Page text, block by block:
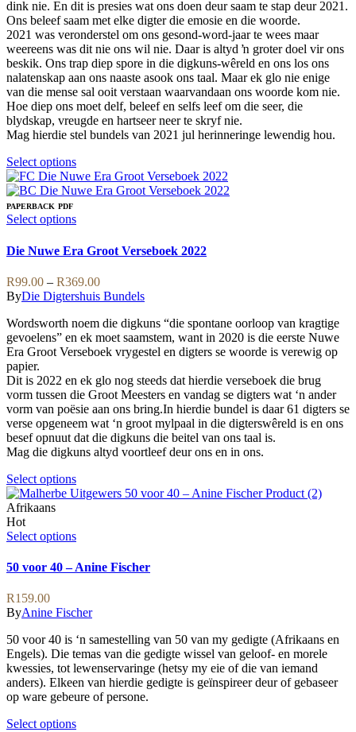
the
product
page
dink nie. En dit is presies wat ons doen deur saam te stap deur 2021.
Ons beleef saam met elke digter die emosie en die woorde.
2021 was veronderstel om ons gesond-word-jaar te wees maar
weereens was dit nie ons wil nie. Daar is altyd ŉ groter doel vir ons
beskik. Ons trap diep spore in die digkuns-wêreld en ons los ons
nalatenskap aan ons naaste asook ons taal. Maar ek glo nie enige
van die mense sal ooit verstaan waarvandaan ons woorde kom nie.
Hoe diep ons moet delf, beleef en selfs leef om die seer, die
blydskap, vreugde en hartseer neer te skryf nie.
Mag hierdie stel bundels van 2021 jul herinneringe lewendig hou.
Select optionsThis
product
has
variants.
options
may
be
chosen
on
the
product
page
PAPERBACK PDF
Select optionsThis
has
multiple
variants.
The
options
may
be
chosen
the
product
page
Die Nuwe Era Groot Verseboek 2022
R99.00 – R369.00Price
range:
through
R369.00
ByDie Digtershuis Bundels
Wordsworth noem die digkuns “die spontane oorloop van kragtige
gevoelens” en ek moet saamstem, want in 2020 is die eerste Nuwe
Era Groot Verseboek vrygestel en digters se woorde is verewig op
papier.
Dit is 2022 en ek glo nog steeds dat hierdie verseboek die brug
vorm tussen die Groot Meesters en vandag se digters wat ‘n ander
vorm van poësie aan ons bring.In hierdie bundel is daar 61 digters se
verse opgeneem wat ‘n groot mylpaal in die digterswêreld is en ons
besef opnuut dat die digkuns die beitel van ons taal is.
Mag die digkuns altyd voortleef deur ons en in ons.
Select optionsThis
product
variants.
options
chosen
on
the
product
page
Afrikaans
Hot
Select optionsThis
has
The
options
may
be
chosen
on
the
product
page
50 voor 40 – Anine Fischer
R159.00
ByAnine Fischer
50 voor 40 is ‘n samestelling van 50 van my gedigte (Afrikaans en
Engels). Die temas van die gedigte wissel van geloof- en morele
kwessies, tot lewenservaringe (hetsy my eie of die van iemand
anders). Elkeen van hierdie gedigte is geïnspireer deur of gebaseer
op ware gebeure of persone.
Select optionsThis